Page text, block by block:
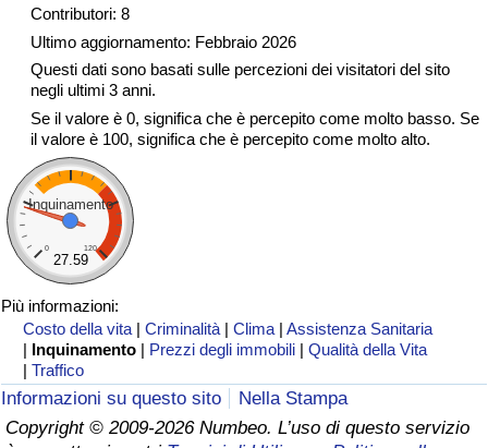
Contributori: 8
Ultimo aggiornamento: Febbraio 2026
Questi dati sono basati sulle percezioni dei visitatori del sito
negli ultimi 3 anni.
Se il valore è 0, significa che è percepito come molto basso. Se
il valore è 100, significa che è percepito come molto alto.
Inquinamento
0 120
27.59
Più informazioni:
Costo della vita |Criminalità |Clima |Assistenza Sanitaria
| Inquinamento | Prezzi degli immobili |Qualità della Vita
|Traffico
Informazioni su questo sito
Nella Stampa
Copyright © 2009-2026 Numbeo. L’uso di questo servizio
Indice del Traffico
Indice del traffico (Corrente)
Indice del traffico per Nazione